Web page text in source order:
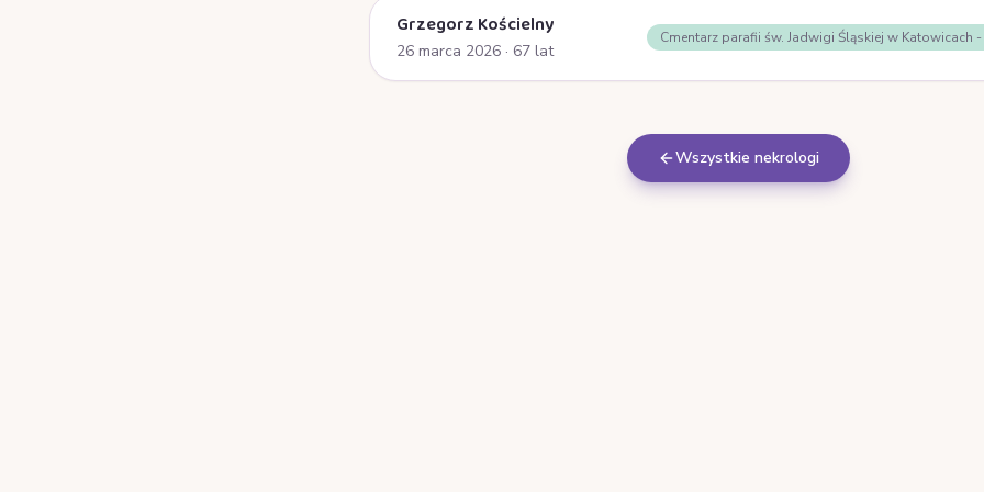
Grzegorz Kościelny
26 marca 2026 · 67 lat
Cmentarz parafii św. Jadwigi Śląskiej w Katowicach
Wszystkie nekrologi